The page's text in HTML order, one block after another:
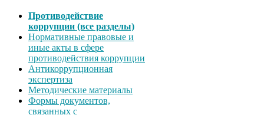
Противодействие
коррупции (все разделы)
Нормативные правовые и
иные акты в сфере
противодействия коррупции
Антикоррупционная
экспертиза
Методические материалы
Формы документов,
связанных с